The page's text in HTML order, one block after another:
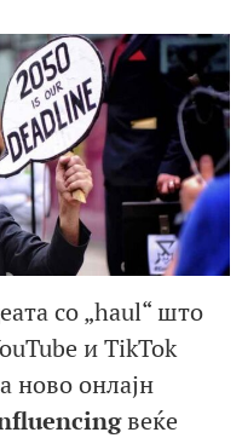
со „haul“ што
и TikTok
ново онлајн
веќе